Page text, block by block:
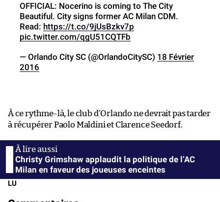
OFFICIAL: Nocerino is coming to The City
Beautiful. City signs former AC Milan CDM.
Read: https://t.co/9jUsBzkv7p
pic.twitter.com/qgU51CQTFb
— Orlando City SC (@OrlandoCitySC) 18 Février
2016
À ce rythme-là, le club d’Orlando ne devrait pas tarder
à récupérer Paolo Maldini et Clarence Seedorf.
Christy Grimshaw applaudit la politique de l’AC
Milan en faveur des joueuses enceintes
LU